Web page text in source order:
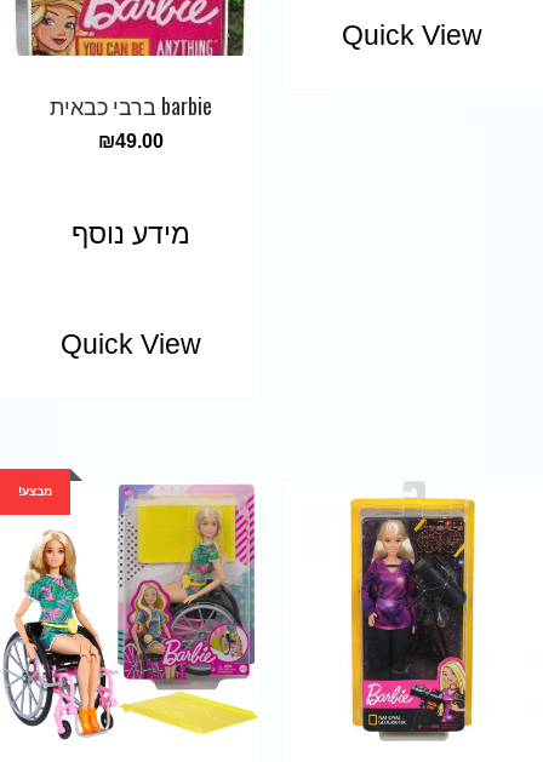
Quick View
barbie ברבי כבאית
₪49.00
מידע נוסף
Quick View
מבצע!